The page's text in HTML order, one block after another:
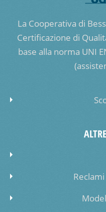
La Cooperativa di
Certificazione di
base alla norma UNI